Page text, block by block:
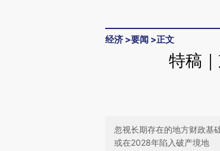
经济 >要闻 >正文
特稿
忽视长期存在的地方财政基
或在2028年陷入破产境地